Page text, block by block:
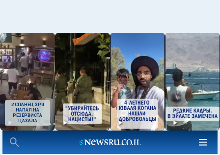
ИСПАНЕЦ ЗРЯ
НАПАЛ НА
РЕЗЕРВИСТА
ЦАХАЛА